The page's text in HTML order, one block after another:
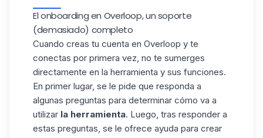
El onboarding en Overloop, un soporte
(demasiado) completo
Cuando creas tu cuenta en Overloop y te
conectas por primera vez, no te sumerges
directamente en la herramienta y sus funciones.
En primer lugar, se le pide que responda a
algunas preguntas para determinar cómo va a
utilizar la herramienta. Luego, tras responder a
estas preguntas, se le ofrece ayuda para crear